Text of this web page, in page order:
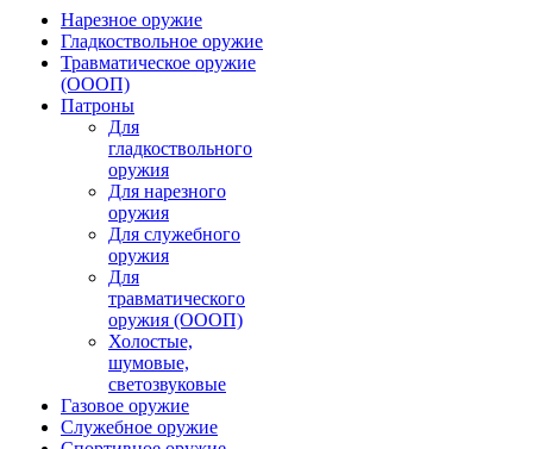
Нарезное оружие
Гладкоствольное оружие
Травматическое оружие
(ОООП)
Патроны
Для
гладкоствольного
оружия
Для нарезного
оружия
Для служебного
оружия
Для
травматического
оружия (ОООП)
Холостые,
шумовые,
светозвуковые
Газовое оружие
Служебное оружие